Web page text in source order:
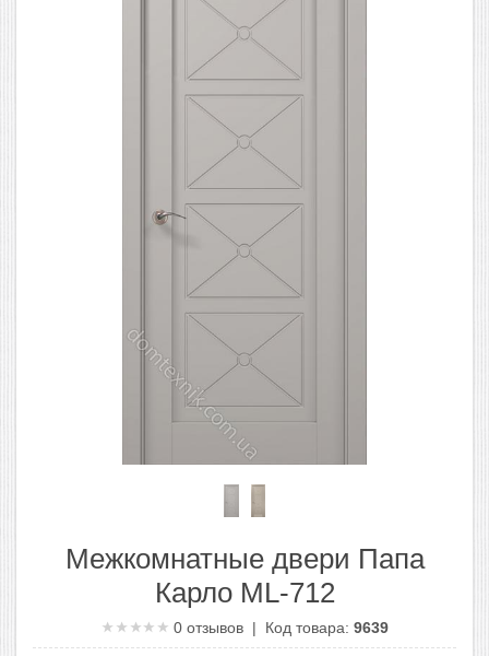
Межкомнатные двери Папа
Карло ML-712
0отзывов | Код товара: 9639